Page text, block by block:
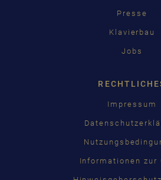
Presse
Klavierbau
Jobs
Impressum
Informationen zur